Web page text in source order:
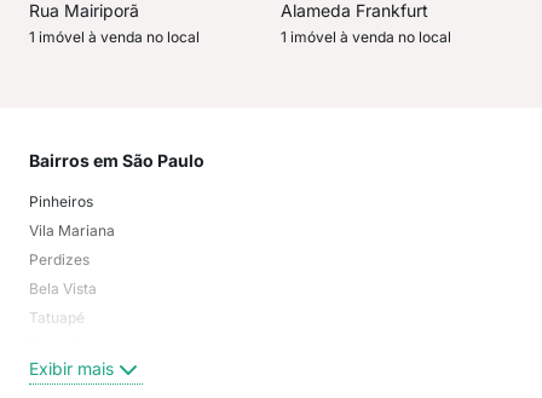
Rua Mairiporã
1 imóvel à venda no local
Alameda Frankfurt
1 imóvel à venda no local
Bairros em São Paulo
Pinheiros
Vila Mariana
Perdizes
Bela Vista
Tatuapé
Centro
Exibir mais